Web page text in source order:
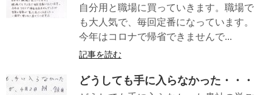
自分用と職場に買っていきます。職場で
も大人気で、毎回定番になっています。
今年はコロナで帰省できませんで...
記事を読む
どうしても手に入らなかった・・・